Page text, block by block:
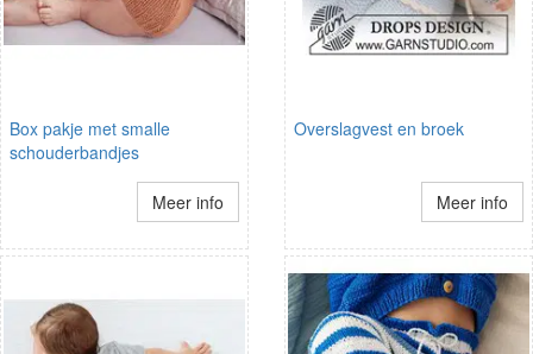
Box pakje met smalle
schouderbandjes
Meer info
Overslagvest en broek
Meer info